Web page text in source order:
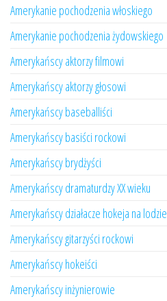
Amerykanie pochodzenia włoskiego
Amerykanie pochodzenia żydowskiego
Amerykańscy aktorzy filmowi
Amerykańscy aktorzy głosowi
Amerykańscy baseballiści
Amerykańscy basiści rockowi
Amerykańscy brydżyści
Amerykańscy dramaturdzy XX wieku
Amerykańscy działacze hokeja na lodzie
Amerykańscy gitarzyści rockowi
Amerykańscy hokeiści
Amerykańscy inżynierowie